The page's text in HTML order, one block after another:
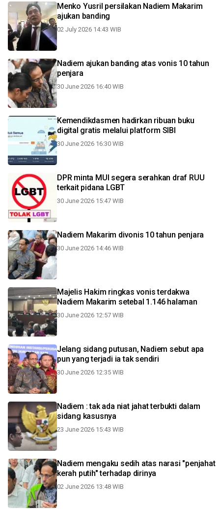
Menko Yusril persilakan Nadiem Makarim
ajukan banding
02 July 2026 14:43 WIB
Nadiem ajukan banding atas vonis 10 tahun
penjara
30 June 2026 16:40 WIB
Kemendikdasmen hadirkan ribuan buku
digital gratis melalui platform SIBI
30 June 2026 16:30 WIB
DPR minta MUI segera serahkan draf RUU
terkait pidana LGBT
30 June 2026 15:47 WIB
Nadiem Makarim divonis 10 tahun penjara
30 June 2026 14:46 WIB
Majelis Hakim ringkas vonis terdakwa
Nadiem Makarim setebal 1.146 halaman
30 June 2026 12:57 WIB
Jelang sidang putusan, Nadiem sebut apa
pun yang terjadi ia tak sendiri
30 June 2026 12:35 WIB
Nadiem : tak ada niat jahat terbukti dalam
sidang kasusnya
23 June 2026 15:43 WIB
Nadiem mengaku sedih atas narasi "penjahat
kerah putih" terhadap dirinya
02 June 2026 13:48 WIB